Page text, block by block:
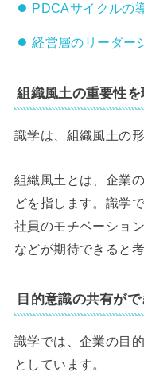
PDCAサイクルの
経営層のリーダー
組織風土の重要性
識学は、組織風土の
組織風土とは、企業
どを指します。識学
社員のモチベーショ
などが期待できると
目的意識の共有がで
識学では、企業の目
としています。